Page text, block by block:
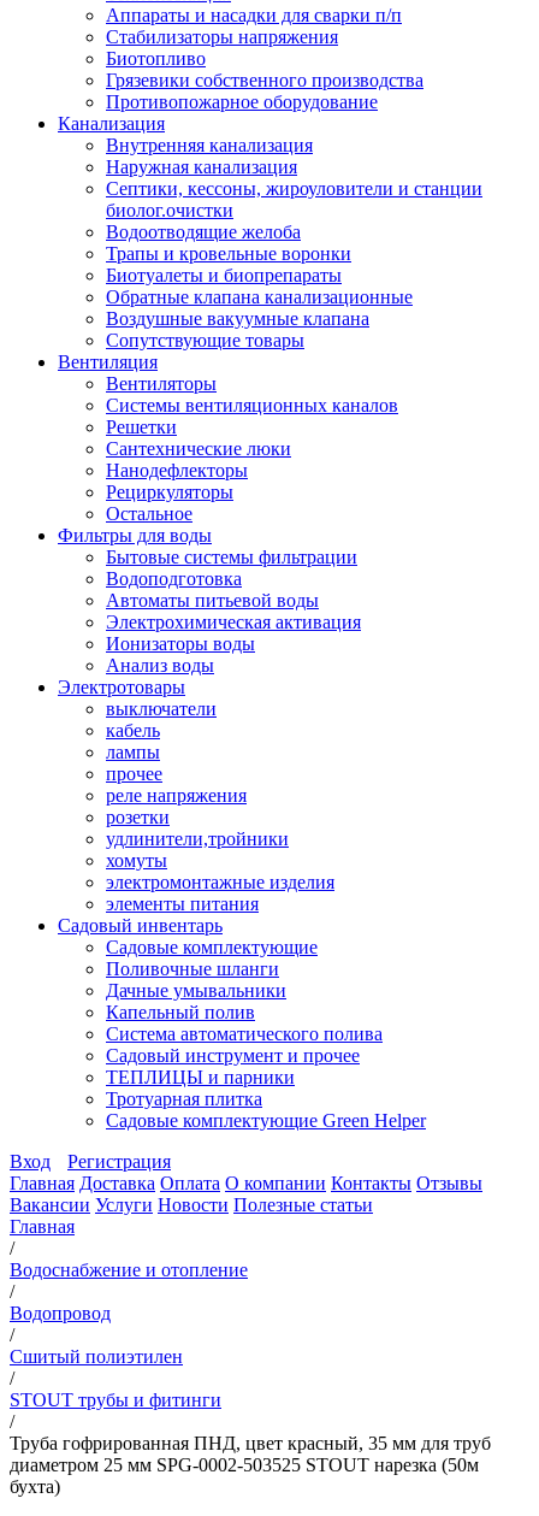
Аппараты и насадки для сварки п/п
Стабилизаторы напряжения
Биотопливо
Грязевики собственного производства
Противопожарное оборудование
Канализация
Внутренняя канализация
Наружная канализация
Септики, кессоны, жироуловители и станции
биолог.очистки
Водоотводящие желоба
Трапы и кровельные воронки
Биотуалеты и биопрепараты
Обратные клапана канализационные
Воздушные вакуумные клапана
Сопутствующие товары
Вентиляция
Вентиляторы
Системы вентиляционных каналов
Решетки
Сантехнические люки
Нанодефлекторы
Рециркуляторы
Остальное
Фильтры для воды
Бытовые системы фильтрации
Водоподготовка
Автоматы питьевой воды
Электрохимическая активация
Ионизаторы воды
Анализ воды
Электротовары
выключатели
кабель
лампы
прочее
реле напряжения
розетки
удлинители,тройники
хомуты
электромонтажные изделия
элементы питания
Садовый инвентарь
Садовые комплектующие
Поливочные шланги
Дачные умывальники
Капельный полив
Система автоматического полива
Садовый инструмент и прочее
ТЕПЛИЦЫ и парники
Тротуарная плитка
Садовые комплектующие Green Helper
Вход
Регистрация
Главная Доставка Оплата О компании Контакты Отзывы
Вакансии Услуги Новости Полезные статьи
Главная
/
Водоснабжение и отопление
/
Водопровод
/
Сшитый полиэтилен
/
STOUT трубы и фитинги
/
Труба гофрированная ПНД, цвет красный, 35 мм для труб
диаметром 25 мм SPG-0002-503525 STOUT нарезка (50м
бухта)